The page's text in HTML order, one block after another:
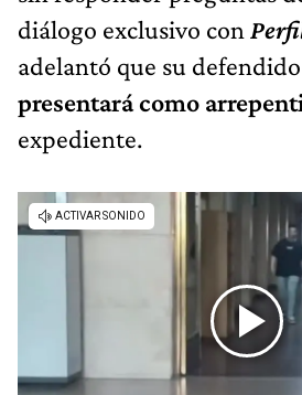
diálogo exclusivo con
adelantó que su defendido
presentará como
expediente.